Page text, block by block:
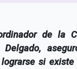
de la
Delgado,
si